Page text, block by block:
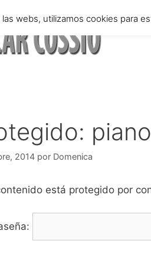
2014 por Domenica
está protegido por
las webs, utilizamos cookies para